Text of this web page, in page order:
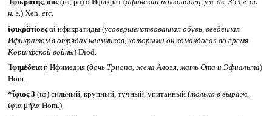
Ἰφικράτης, ους(ῑφ, ρᾰ) ὁ Ификрат (афинский полководец, ум. ок. 353 г. до
н. э.) Xen. etc.
ἰφικρᾰτίοεςαἱ ификратиды (усовершенствованная обувь, введенная
Ификратом в отрядах наемников, которыми он командовал во время
Коринфской войны) Diod.
Ἰφιμέδεια ἡ Ифимедия (дочь Триопа, жена Алоэя, мать Ота и Эфиальта)
Hom.
*ἴφιος 3 (ῑφ) сильный, крупный, тучный, упитанный (только в выраж.
ἴφια μῆλα Hom.).